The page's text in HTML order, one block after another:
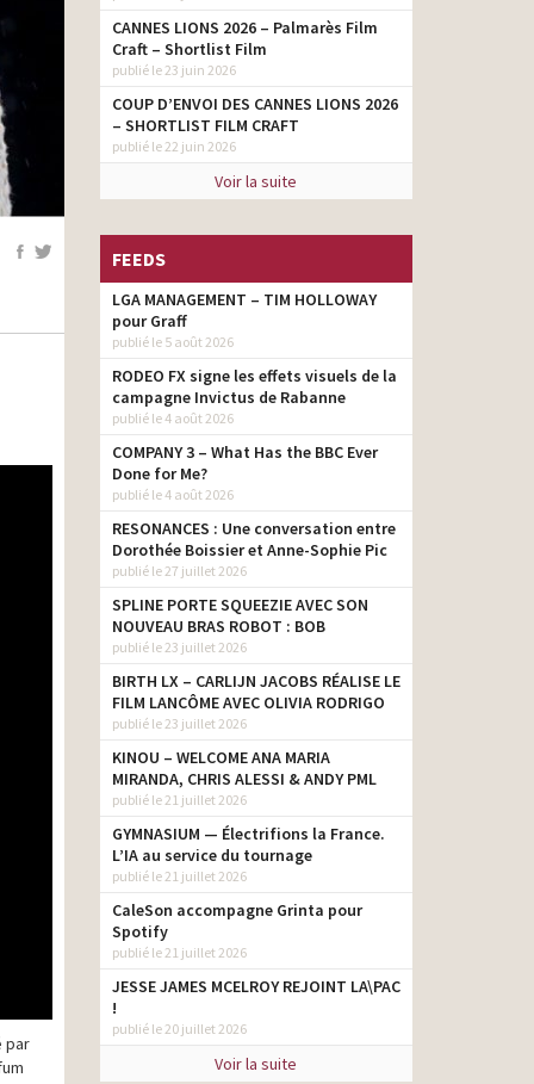
par
CANNES LIONS 2026 – Palmarès Film
Craft – Shortlist Film
publié le 23 juin 2026
COUP D’ENVOI DES CANNES LIONS 2026
– SHORTLIST FILM CRAFT
publié le 22 juin 2026
Voir la suite
FEEDS
LGA MANAGEMENT – TIM HOLLOWAY
pour Graff
publié le 5 août 2026
RODEO FX signe les effets visuels de la
campagne Invictus de Rabanne
publié le 4 août 2026
COMPANY 3 – What Has the BBC Ever
Done for Me?
publié le 4 août 2026
RESONANCES : Une conversation entre
Dorothée Boissier et Anne-Sophie Pic
publié le 27 juillet 2026
SPLINE PORTE SQUEEZIE AVEC SON
NOUVEAU BRAS ROBOT : BOB
publié le 23 juillet 2026
BIRTH LX – CARLIJN JACOBS RÉALISE LE
FILM LANCÔME AVEC OLIVIA RODRIGO
publié le 23 juillet 2026
KINOU – WELCOME ANA MARIA
MIRANDA, CHRIS ALESSI & ANDY PML
publié le 21 juillet 2026
GYMNASIUM — Électrifions la France.
L’IA au service du tournage
publié le 21 juillet 2026
CaleSon accompagne Grinta pour
Spotify
publié le 21 juillet 2026
JESSE JAMES MCELROY REJOINT LA\PAC
!
publié le 20 juillet 2026
Voir la suite